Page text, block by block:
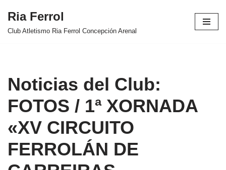
Saltar
Ria Ferrol
Club Atletismo Ria Ferrol Concepción Arenal
Noticias del Club:
FOTOS / 1ª XORNADA
«XV CIRCUITO
FERROLÁN DE